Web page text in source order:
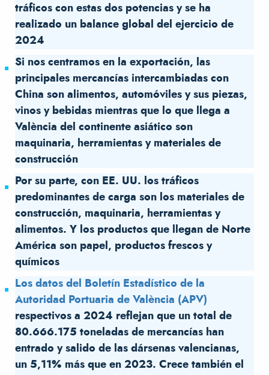
tráficos con estas dos potencias y se ha
realizado un balance global del ejercicio de
2024
Si nos centramos en la exportación, las
principales mercancías intercambiadas con
China son alimentos, automóviles y sus piezas,
vinos y bebidas mientras que lo que llega a
València del continente asiático son
maquinaria, herramientas y materiales de
construcción
Por su parte, con EE. UU. los tráficos
predominantes de carga son los materiales de
construcción, maquinaria, herramientas y
alimentos. Y los productos que llegan de Norte
América son papel, productos frescos y
químicos
Los datos del Boletín Estadístico de la
Autoridad Portuaria de València (APV)
respectivos a 2024 reflejan que un total de
80.666.175 toneladas de mercancías han
entrado y salido de las dársenas valencianas,
un 5,11% más que en 2023. Crece también el